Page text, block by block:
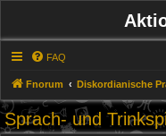
FAQ
Fnorum Diskordianische
Sprach- und